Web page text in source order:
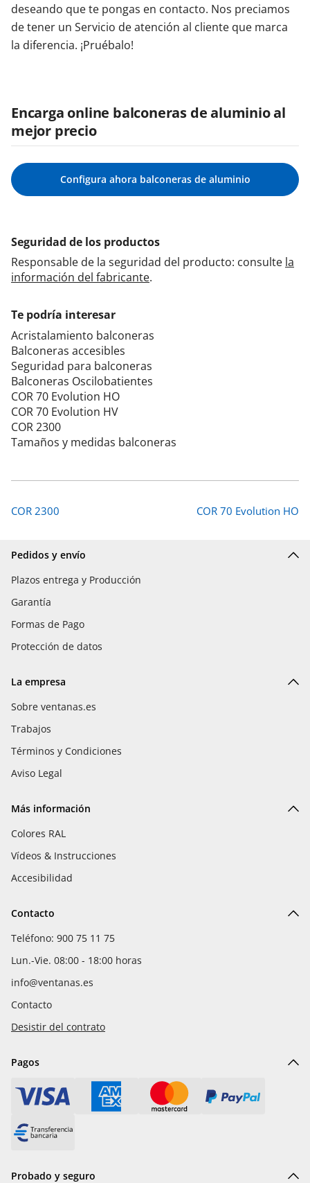
deseando que te pongas en contacto. Nos preciamos
de tener un Servicio de atención al cliente que marca
la diferencia. ¡Pruébalo!
Encarga online balconeras de aluminio al
mejor precio
Configura ahora balconeras de aluminio
Seguridad de los productos
Responsable de la seguridad del producto: consulte la
información del fabricante.
Te podría interesar
Acristalamiento balconeras
Balconeras accesibles
Seguridad para balconeras
Balconeras Oscilobatientes
COR 70 Evolution HO
COR 70 Evolution HV
COR 2300
Tamaños y medidas balconeras
COR 2300 COR 70 Evolution HO
Pedidos y envío
Plazos entrega y Producción
Garantía
Formas de Pago
Protección de datos
La empresa
Sobre ventanas.es
Trabajos
Términos y Condiciones
Aviso Legal
Más información
Colores RAL
Vídeos & Instrucciones
Accesibilidad
Contacto
Teléfono: 900 75 11 75
Lun.-Vie. 08:00 - 18:00 horas
info@ventanas.es
Contacto
Desistir del contrato
Pagos
Probado y seguro